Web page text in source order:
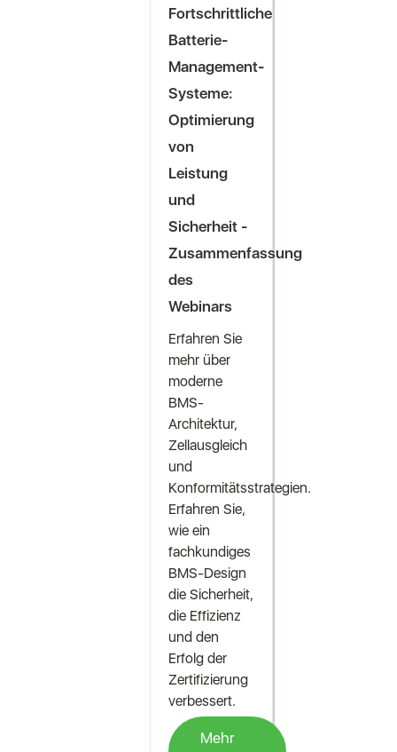
Fortschrittliche
Batterie-
Management-
Systeme:
Optimierung
von
Leistung
und
Sicherheit -
Zusammenfassung
des
Webinars
Erfahren Sie
mehr über
moderne
BMS-
Architektur,
Zellausgleich
und
Konformitätsstrategien.
Erfahren Sie,
wie ein
fachkundiges
BMS-Design
die Sicherheit,
die Effizienz
und den
Erfolg der
Zertifizierung
verbessert.
Mehr